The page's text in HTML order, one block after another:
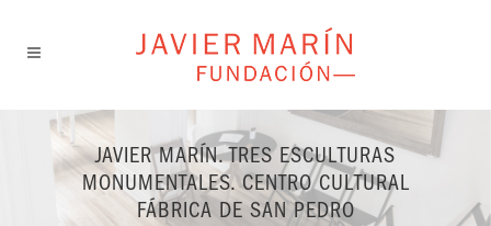
JAVIER MARÍN. TRES ESCULTURAS
MONUMENTALES. CENTRO CULTURAL
FÁBRICA DE SAN PEDRO